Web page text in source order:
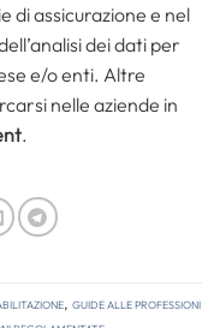
di assicurazione e nel
dei dati per
e/o enti. Altre
nelle aziende in
.
, Guide alle professioni